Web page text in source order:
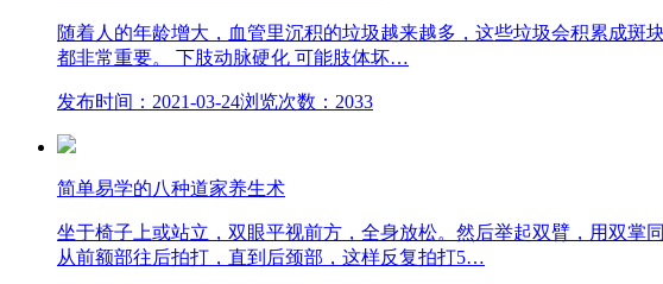
随着人的年龄增大，血管里沉积的垃圾越来越多，这些垃圾会积累成
都非常重要。 下肢动脉硬化 可能肢体坏…
发布时间：2021-03-24浏览次数：2033
简单易学的八种道家养生术
坐于椅子上或站立，双眼平视前方，全身放松。然后举起双臂，用双
从前额部往后拍打，直到后颈部，这样反复拍打5…